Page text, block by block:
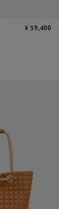
¥ 59,400